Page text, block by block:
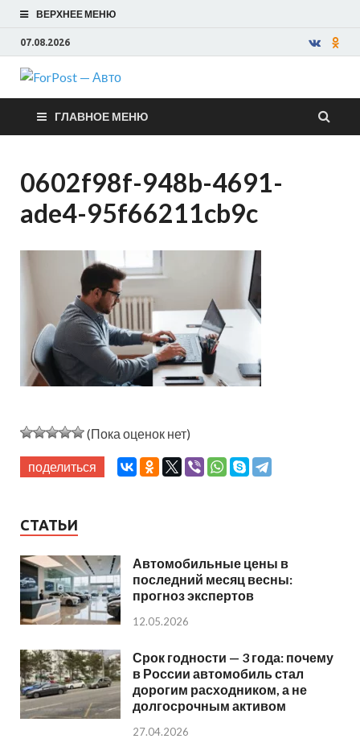
ВЕРХНЕЕ МЕНЮ
07.08.2026
ForPost —
Авто
ГЛАВНОЕ МЕНЮ
0602f98f-948b-4691-
ade4-95f66211cb9c
(Пока оценок нет)
поделиться
СТАТЬИ
Автомобильные цены в
последний месяц весны:
прогноз экспертов
12.05.2026
Срок годности — 3 года: почему
в России автомобиль стал
дорогим расходником, а не
долгосрочным активом
27.04.2026